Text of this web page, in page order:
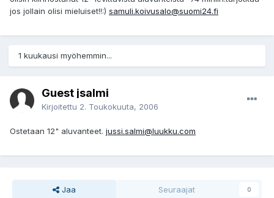
jos jollain olisi mieluiset!!:) samuli.koivusalo@suomi24.fi
1 kuukausi myöhemmin...
Guest jsalmi
Kirjoitettu 2. Toukokuuta, 2006
Ostetaan 12" aluvanteet. jussi.salmi@luukku.com
Jaa Seuraajat 0